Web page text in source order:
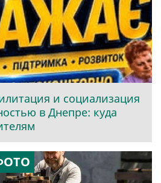
и социализация
в Днепре: куда